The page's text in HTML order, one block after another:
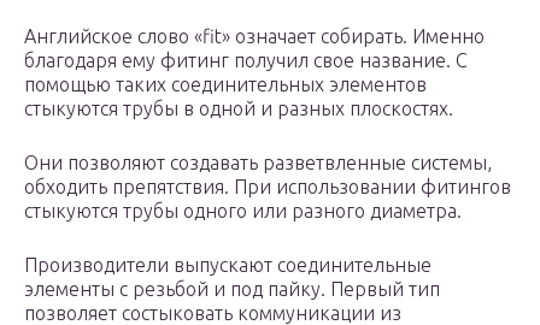
Английское слово «fit» означает собирать. Именно
благодаря ему фитинг получил свое название. С
помощью таких соединительных элементов
стыкуются трубы в одной и разных плоскостях.
Они позволяют создавать разветвленные системы,
обходить препятствия. При использовании фитингов
стыкуются трубы одного или разного диаметра.
Производители выпускают соединительные
элементы с резьбой и под пайку. Первый тип
позволяет состыковать коммуникации из